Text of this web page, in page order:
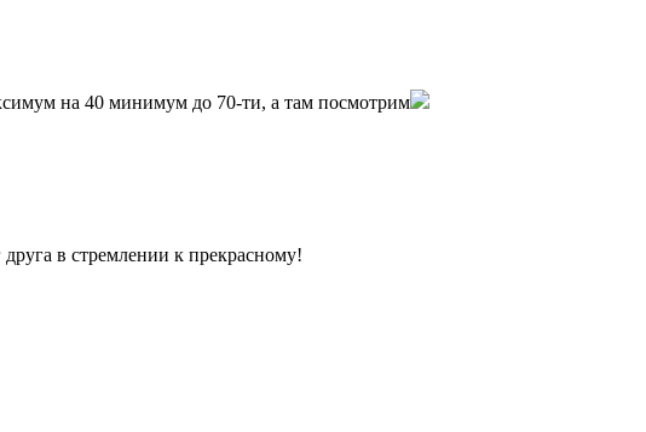
на 40 минимум до 70-ти, а там посмотрим
в стремлении к прекрасному!